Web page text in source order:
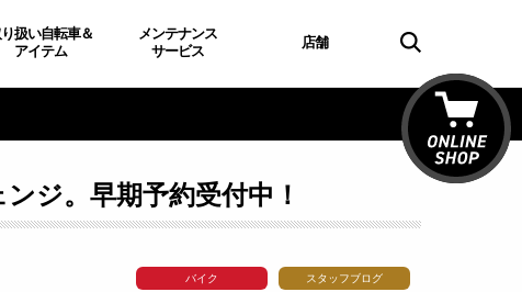
扱い自転車＆
アイテム
メンテナンス
サービス
店舗
ジ。早期予約受付中！
バイク スタッフブログ